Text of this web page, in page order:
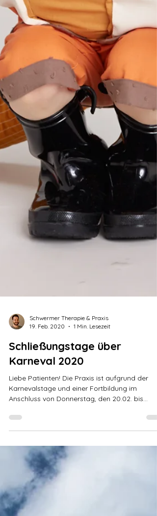
19. Feb. 2020
1 Min. Lesezeit
Schließungstage über
Karneval 2020
Liebe Patienten! Die Praxis ist aufgrund der
Anschluss von Donnerstag, den 20.02. bis...